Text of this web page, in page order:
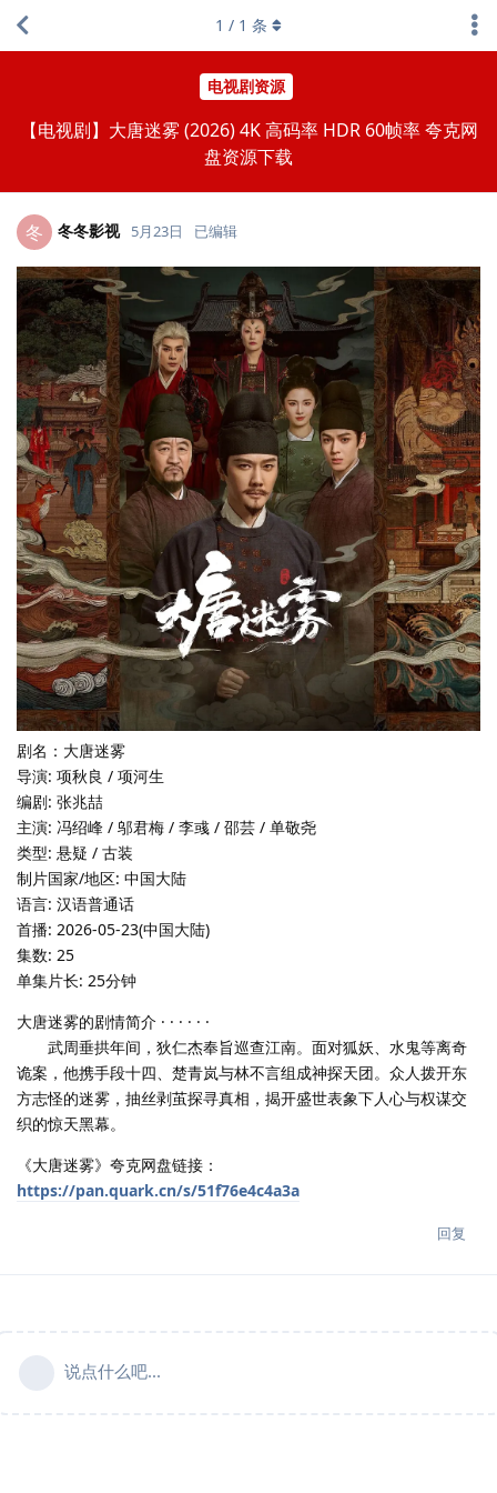
电视剧资源
【电视剧】大唐迷雾 (2026) 4K 高码率 HDR 60帧率 夸克网
盘资源下载
1 / 1 条
冬 冬冬影视 5月23日 已编辑
剧名：大唐迷雾
导演: 项秋良 / 项河生
编剧: 张兆喆
主演: 冯绍峰 / 邬君梅 / 李彧 / 邵芸 / 单敬尧
类型: 悬疑 / 古装
制片国家/地区: 中国大陆
语言: 汉语普通话
首播: 2026-05-23(中国大陆)
集数: 25
单集片长: 25分钟
大唐迷雾的剧情简介 · · · · · ·
武周垂拱年间，狄仁杰奉旨巡查江南。面对狐妖、水鬼等离奇
诡案，他携手段十四、楚青岚与林不言组成神探天团。众人拨开东
方志怪的迷雾，抽丝剥茧探寻真相，揭开盛世表象下人心与权谋交
织的惊天黑幕。
《大唐迷雾》夸克网盘链接：
https://pan.quark.cn/s/51f76e4c4a3a
回复
说点什么吧...